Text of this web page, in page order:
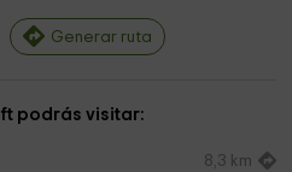
Generar ruta
podrás visitar:
8,3 km